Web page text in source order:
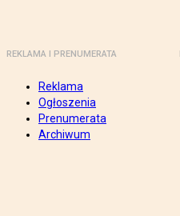
REKLAMA I PRENUMERATA
Reklama
Ogłoszenia
Prenumerata
Archiwum